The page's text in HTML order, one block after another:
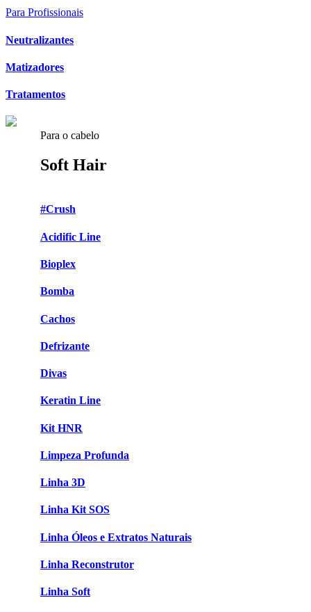
Para Profissionais
Neutralizantes
Matizadores
Tratamentos
Para o cabelo
Soft Hair
#Crush
Acidific Line
Bioplex
Bomba
Cachos
Defrizante
Divas
Keratin Line
Kit HNR
Limpeza Profunda
Linha 3D
Linha Kit SOS
Linha Óleos e Extratos Naturais
Linha Reconstrutor
Linha Soft